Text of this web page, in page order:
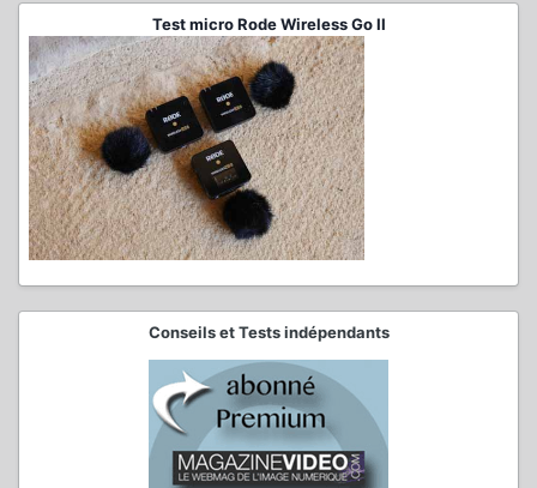
Test micro Rode Wireless Go II
Conseils et Tests indépendants